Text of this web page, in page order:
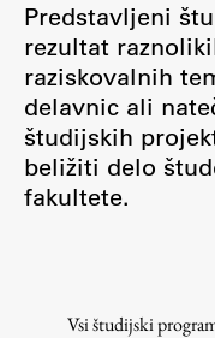
Fakulteta
O fakulteti
Osebje
Organiziranost
Mednarodno
Predstavljeni
rezultat
raziskovalnih
delavnic ali
študijskih
beližiti delo
fakultete.
Vsi študijski